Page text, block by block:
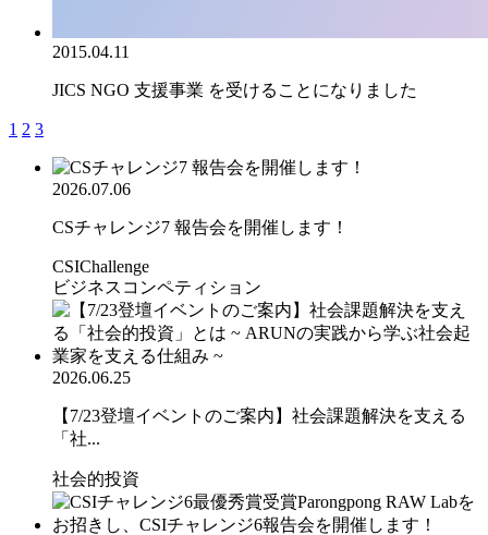
2015.04.11
JICS NGO 支援事業 を受けることになりました
1 2 3
2026.07.06
CSチャレンジ7 報告会を開催します！
CSIChallenge
ビジネスコンペティション
2026.06.25
【7/23登壇イベントのご案内】社会課題解決を支える
「社...
社会的投資